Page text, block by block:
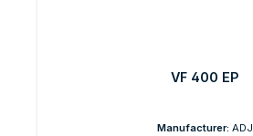
VF 400 EP
Manufacturer: ADJ